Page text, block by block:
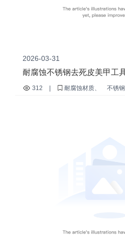
2026-03-31
耐腐蚀不锈钢去死皮美甲工
郑州薇美有限公司
312 耐腐蚀材质
不锈